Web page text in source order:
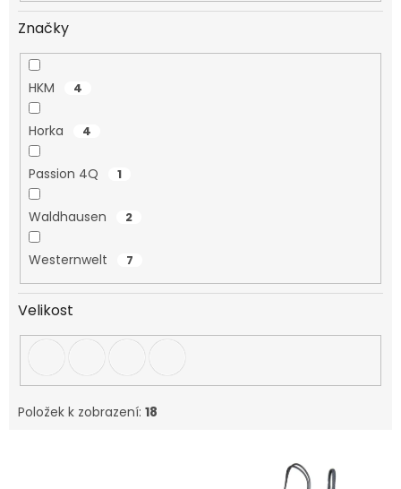
Značky
HKM 4
Horka 4
Passion 4Q 1
Waldhausen 2
Westernwelt 7
Velikost
Položek k zobrazení: 18